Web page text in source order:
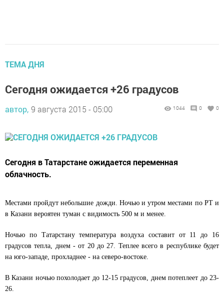
ТЕМА ДНЯ
Сегодня ожидается +26 градусов
автор, 9 августа 2015 - 05:00 1044 0 0
Сегодня в Татарстане ожидается переменная
облачность.
Местами пройдут небольшие дожди. Ночью и утром местами по РТ и
в Казани вероятен туман с видимость 500 м и менее.
Ночью по Татарстану температура воздуха составит от 11 до 16
градусов тепла, днем - от 20 до 27. Теплее всего в республике будет
на юго-западе, прохладнее - на северо-востоке.
В Казани ночью похолодает до 12-15 градусов, днем потеплеет до 23-
26.